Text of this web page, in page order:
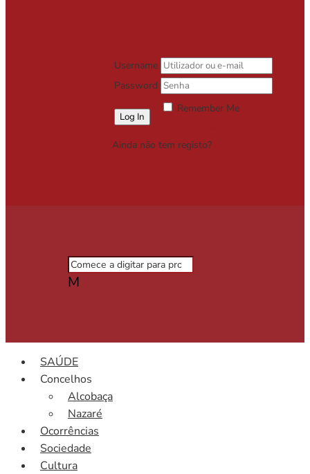
Username
Password
Remember Me
Ainda não tem registo?
M
SAÚDE
Concelhos
Alcobaça
Nazaré
Ocorrências
Sociedade
Cultura